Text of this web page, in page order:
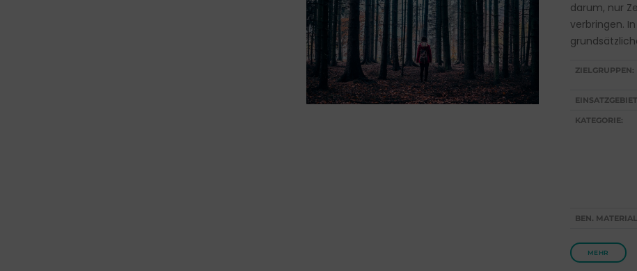
darum, nur
verbringen.
ZIELGRUPPEN:
KATEGORIE:
BEN.
MEHR